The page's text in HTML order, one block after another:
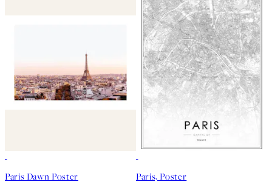
Paris Dawn Poster Paris, Poster